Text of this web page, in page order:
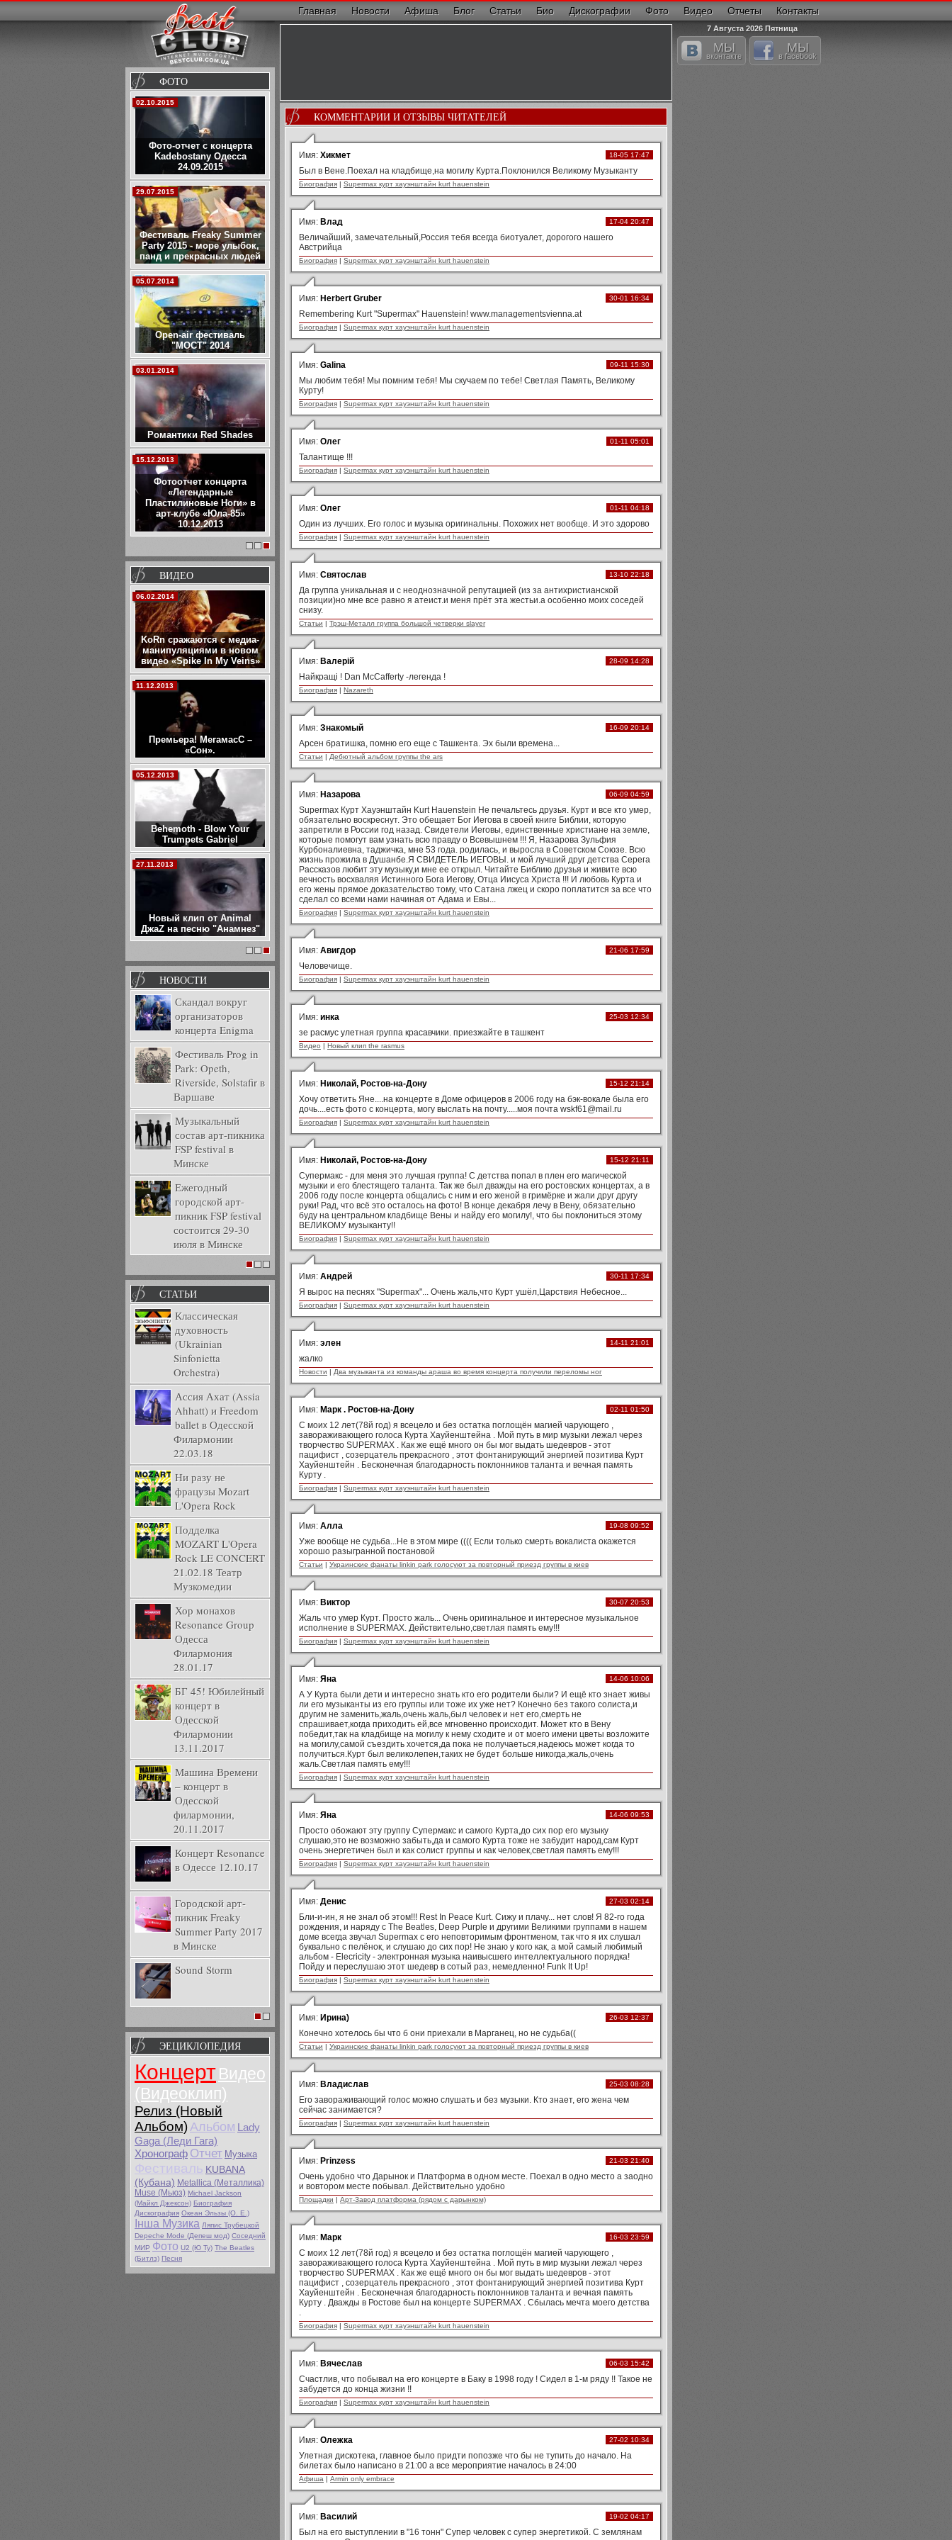
Главная Новости Афиша Блог Статьи Био Дискографии Фото Видео Отчеты Контакты
7 Августа 2026 Пятница
МЫ
вконтакте
МЫ
в facebook
ФОТО
Фото-отчет с концерта
Kadebostany Одесса
24.09.2015
02.10.2015
Фестиваль Freaky Summer
Party 2015 - море улыбок,
панд и прекрасных людей
29.07.2015
Open-air фестиваль
"МОСТ" 2014
05.07.2014
Романтики Red Shades
03.01.2014
Фотоотчет концерта
«Легендарные
Пластилиновые Ноги» в
арт-клубе «Юла-85»
10.12.2013
15.12.2013
ВИДЕО
KoRn сражаются с медиа-
манипуляциями в новом
видео «Spike In My Veins»
06.02.2014
Премьера! МегамасС –
«Сон».
11.12.2013
Behemoth - Blow Your
Trumpets Gabriel
05.12.2013
Новый клип от Animal
ДжаZ на песню "Анамнез"
27.11.2013
НОВОСТИ
Скандал вокруг
организаторов
концерта Enigma
Фестиваль Prog in
Park: Opeth,
Riverside, Solstafir в
Варшаве
Музыкальный
состав арт-пикника
FSP festival в
Минске
Ежегодный
городской арт-
пикник FSP festival
состоится 29-30
июля в Минске
СТАТЬИ
Классическая
духовность
(Ukrainian
Sinfonietta
Orchestra)
Ассия Ахат (Assia
Ahhatt) и Freedom
ballet в Одесской
Филармонии
22.03.18
Ни разу не
фрацузы Mozart
L'Opera Rock
Подделка
MOZART L'Opera
Rock LE CONCERT
21.02.18 Театр
Музкомедии
Хор монахов
Resonance Group
Одесса
Филармония
28.01.17
БГ 45! Юбилейный
концерт в
Одесской
Филармонии
13.11.2017
Машина Времени
– концерт в
Одесской
филармонии,
20.11.2017
Концерт Resonance
в Одессе 12.10.17
Городской арт-
пикник Freaky
Summer Party 2017
в Минске
Sound Storm
ЭЕЦИКЛОПЕДИЯ
КонцертВидео
(Видеоклип)
Релиз (Новый
Альбом)Альбом Lady
Gaga (Леди Гага)
Хронограф Отчет Музыка
Фестиваль KUBANA
(Кубана) Metallica (Металлика)
Muse (Мьюз) Michael Jackson
(Майкл Джeксон) Биография
Дискография Океан Эльзы (О. Е.)
Iнша Музика Ляпис Трубецкой
Depeche Mode (Депеш мод) Соседний
МИР Фото U2 (Ю Ту) The Beatles
(Битлз) Песня
КОММЕНТАРИИ И ОТЗЫВЫ ЧИТАТЕЛЕЙ
Имя: Хикмет 18-05 17:47
Был в Вене.Поехал на кладбище,на могилу Курта.Поклонился Великому Музыканту
Биография | Supermax курт хауэнштайн kurt hauenstein
Имя: Влад 17-04 20:47
Величайший, замечательный,Россия тебя всегда биотуалет, дорогого нашего
Австрийца
Биография | Supermax курт хауэнштайн kurt hauenstein
Имя: Herbert Gruber 30-01 16:34
Remembering Kurt "Supermax" Hauenstein! www.managementsvienna.at
Биография | Supermax курт хауэнштайн kurt hauenstein
Имя: Galina 09-11 15:30
Мы любим тебя! Мы помним тебя! Мы скучаем по тебе! Светлая Память, Великому
Курту!
Биография | Supermax курт хауэнштайн kurt hauenstein
Имя: Олег 01-11 05:01
Талантище !!!
Биография | Supermax курт хауэнштайн kurt hauenstein
Имя: Олег 01-11 04:18
Один из лучших. Его голос и музыка оригинальны. Похожих нет вообще. И это здорово
Биография | Supermax курт хауэнштайн kurt hauenstein
Имя: Святослав 13-10 22:18
Да группа уникальная и с неоднозначной репутацией (из за антихристианской
позиции)но мне все равно я атеист.и меня прёт эта жестьи.а особенно моих соседей
снизу.
Статьи | Трэш-Металл группа большой четверки slayer
Имя: Валерій 28-09 14:28
Найкращі ! Dan McCafferty -легенда !
Биография | Nazareth
Имя: Знакомый 16-09 20:14
Арсен братишка, помню его еще с Ташкента. Эх были времена...
Статьи | Дебютный альбом группы the ars
Имя: Назарова 06-09 04:59
Supermax Курт Хауэнштайн Kurt Hauenstein Не печальтесь друзья. Курт и все кто умер,
обязательно воскреснут. Это обещает Бог Иегова в своей книге Библии, которую
запретили в России год назад. Свидетели Иеговы, единственные христиане на земле,
которые помогут вам узнать всю правду о Всевышнем !!! Я, Назарова Зульфия
Курбоналиевна, таджичка, мне 53 года. родилась, и выросла в Советском Союзе. Всю
жизнь прожила в Душанбе.Я СВИДЕТЕЛЬ ИЕГОВЫ. и мой лучший друг детства Серега
Рассказов любит эту музыку,и мне ее открыл. Читайте Библию друзья и живите всю
вечность восхваляя Истинного Бога Иегову, Отца Иисуса Христа !!! И любовь Курта и
его жены прямое доказательство тому, что Сатана лжец и скоро поплатится за все что
сделал со всеми нами начиная от Адама и Евы...
Биография | Supermax курт хауэнштайн kurt hauenstein
Имя: Авигдор 21-06 17:59
Человечище.
Биография | Supermax курт хауэнштайн kurt hauenstein
Имя: инка 25-03 12:34
зе расмус улетная группа красавчики. приезжайте в ташкент
Видео | Новый клип the rasmus
Имя: Николай, Ростов-на-Дону 15-12 21:14
Хочу ответить Яне....на концерте в Доме офицеров в 2006 году на бэк-вокале была его
дочь....есть фото с концерта, могу выслать на почту.....моя почта wskf61@mail.ru
Биография | Supermax курт хауэнштайн kurt hauenstein
Имя: Николай, Ростов-на-Дону 15-12 21:11
Супермакс - для меня это лучшая группа! С детства попал в плен его магической
музыки и его блестящего таланта. Так же был дважды на его ростовских концертах, а в
2006 году после концерта общались с ним и его женой в гримёрке и жали друг другу
руки! Рад, что всё это осталось на фото! В конце декабря лечу в Вену, обязательно
буду на центральном кладбище Вены и найду его могилу!, что бы поклониться этому
ВЕЛИКОМУ музыканту!!
Биография | Supermax курт хауэнштайн kurt hauenstein
Имя: Андрей 30-11 17:34
Я вырос на песнях "Supermax"... Очень жаль,что Курт ушёл,Царствия Небесное...
Биография | Supermax курт хауэнштайн kurt hauenstein
Имя: элен 14-11 21:01
жалко
Новости | Два музыканта из команды араша во время концерта получили переломы ног
Имя: Марк . Ростов-на-Дону 02-11 01:50
С моих 12 лет(78й год) я всецело и без остатка поглощён магией чарующего ,
завораживающего голоса Курта Хауйенштейна . Мой путь в мир музыки лежал через
творчество SUPERMAX . Как же ещё много он бы мог выдать шедевров - этот
пацифист , созерцатель прекрасного , этот фонтанирующий энергией позитива Курт
Хауйенштейн . Бесконечная благодарность поклонников таланта и вечная память
Курту .
Биография | Supermax курт хауэнштайн kurt hauenstein
Имя: Алла 19-08 09:52
Уже вообще не судьба...Не в этом мире (((( Если только смерть вокалиста окажется
хорошо разыгранной постановой
Статьи | Украинские фанаты linkin park голосуют за повторный приезд группы в киев
Имя: Виктор 30-07 20:53
Жаль что умер Курт. Просто жаль... Очень оригинальное и интересное музыкальное
исполнение в SUPERMAX. Действительно,светлая память ему!!!
Биография | Supermax курт хауэнштайн kurt hauenstein
Имя: Яна 14-06 10:06
А У Курта были дети и интересно знать кто его родители были? И ещё кто знает живы
ли его музыканты из его группы или тоже их уже нет? Конечно без такого солиста,и
другим не заменить,жаль,очень жаль,был человек и нет его,смерть не
спрашивает,когда приходить ей,все мгновенно происходит. Может кто в Вену
победит,так на кладбище на могилу к нему сходите и от моего имени цветы возложите
на могилу,самой съездить хочется,да пока не получаеться,надеюсь может когда то
получиться.Курт был великолепен,таких не будет больше никогда,жаль,очень
жаль.Светлая память ему!!!
Биография | Supermax курт хауэнштайн kurt hauenstein
Имя: Яна 14-06 09:53
Просто обожают эту группу Супермакс и самого Курта,до сих пор его музыку
слушаю,это не возможно забыть,да и самого Курта тоже не забудит народ,сам Курт
очень энергетичен был и как солист группы и как человек,светлая память ему!!!
Биография | Supermax курт хауэнштайн kurt hauenstein
Имя: Денис 27-03 02:14
Бли-и-ин, я не знал об этом!!! Rest In Peace Kurt. Сижу и плачу... нет слов! Я 82-го года
рождения, и наряду с The Beatles, Deep Purple и другими Великими группами в нашем
доме всегда звучал Supermax с его неповторимым фронтменом, так что я их слушал
буквально с пелёнок, и слушаю до сих пор! Не знаю у кого как, а мой самый любимый
альбом - Elecricity - электронная музыка наивысшего интеллектуального порядка!
Пойду и переслушаю этот шедевр в сотый раз, немедленно! Funk It Up!
Биография | Supermax курт хауэнштайн kurt hauenstein
Имя: Ирина) 26-03 12:37
Конечно хотелось бы что б они приехали в Марганец, но не судьба((
Статьи | Украинские фанаты linkin park голосуют за повторный приезд группы в киев
Имя: Владислав 25-03 08:28
Его завораживающий голос можно слушать и без музыки. Кто знает, его жена чем
сейчас занимается?
Биография | Supermax курт хауэнштайн kurt hauenstein
Имя: Prinzess 21-03 21:40
Очень удобно что Дарынок и Платформа в одном месте. Поехал в одно место а заодно
и вовтором месте побывал. Действительно удобно
Площадки | Арт-Завод платформа (рядом с дарынком)
Имя: Марк 16-03 23:59
С моих 12 лет(78й год) я всецело и без остатка поглощён магией чарующего ,
завораживающего голоса Курта Хауйенштейна . Мой путь в мир музыки лежал через
творчество SUPERMAX . Как же ещё много он бы мог выдать шедевров - этот
пацифист , созерцатель прекрасного , этот фонтанирующий энергией позитива Курт
Хауйенштейн . Бесконечная благодарность поклонников таланта и вечная память
Курту . Дважды в Ростове был на концерте SUPERMAX . Сбылась мечта моего детства
.
Биография | Supermax курт хауэнштайн kurt hauenstein
Имя: Вячеслав 06-03 15:42
Счастлив, что побывал на его концерте в Баку в 1998 году ! Сидел в 1-м ряду !! Такое не
забудется до конца жизни !!
Биография | Supermax курт хауэнштайн kurt hauenstein
Имя: Олежка 27-02 10:34
Улетная дискотека, главное было придти попозже что бы не тупить до начало. На
билетах было написано в 21:00 а все мероприятие началось в 24:00
Афиша | Armin only embrace
Имя: Василий 19-02 04:17
Был на его выступлении в "16 тонн" Супер человек с супер энергетикой. С землянам